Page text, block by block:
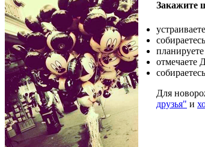
Закажите
отмечаете
Для
друзья" и